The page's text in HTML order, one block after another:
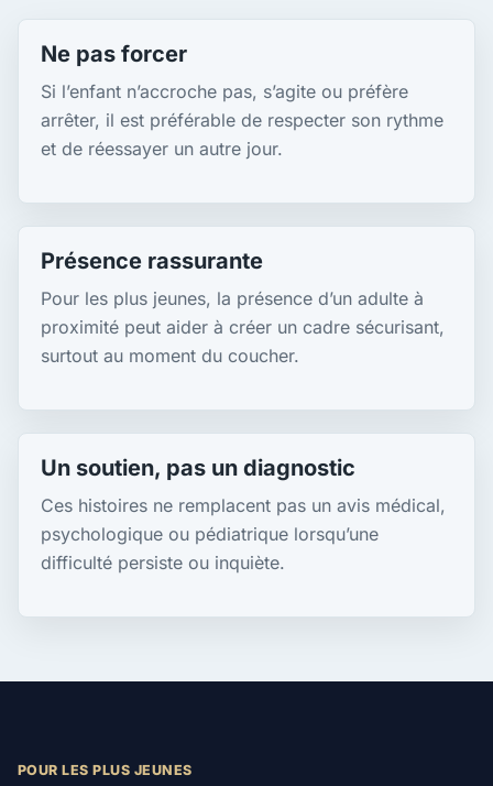
Ne pas forcer
Si l’enfant n’accroche pas, s’agite ou préfère
arrêter, il est préférable de respecter son rythme
et de réessayer un autre jour.
Présence rassurante
Pour les plus jeunes, la présence d’un adulte à
proximité peut aider à créer un cadre sécurisant,
surtout au moment du coucher.
Un soutien, pas un diagnostic
Ces histoires ne remplacent pas un avis médical,
psychologique ou pédiatrique lorsqu’une
difficulté persiste ou inquiète.
POUR LES PLUS JEUNES